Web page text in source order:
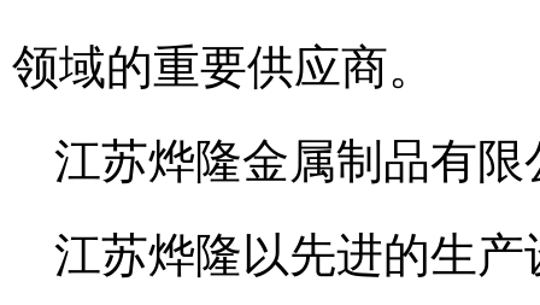
领域的重要供应商。
江苏烨隆金属制品有限
江苏烨隆以先进的生